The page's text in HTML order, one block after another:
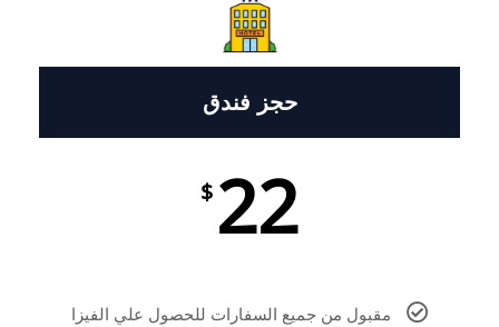
حجز فندق
22
$
مقبول من جميع السفارات للحصول علي الفيزا